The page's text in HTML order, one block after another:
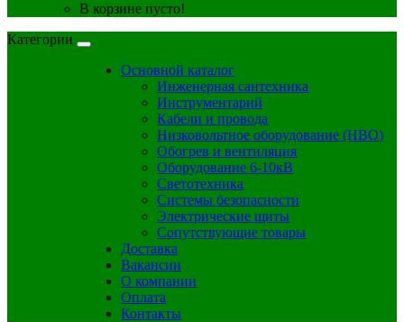
В корзине пусто!
Категории
Основной каталог
Инженерная сантехника
Инструментарий
Кабели и провода
Низковольтное оборудование (НВО)
Обогрев и вентиляция
Оборудование 6-10кВ
Светотехника
Системы безопасности
Электрические щиты
Сопутствующие товары
Доставка
Вакансии
О компании
Оплата
Контакты